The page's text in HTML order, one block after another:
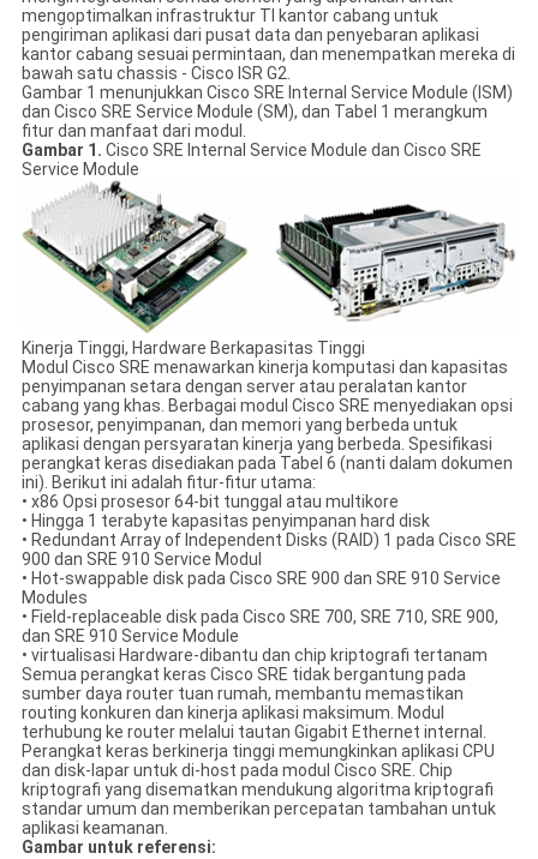
mengoptimalkan infrastruktur TI kantor cabang untuk
pengiriman aplikasi dari pusat data dan penyebaran aplikasi
kantor cabang sesuai permintaan, dan menempatkan mereka di
bawah satu chassis - Cisco ISR G2.
Gambar 1 menunjukkan Cisco SRE Internal Service Module (ISM)
dan Cisco SRE Service Module (SM), dan Tabel 1 merangkum
fitur dan manfaat dari modul.
Gambar 1. Cisco SRE Internal Service Module dan Cisco SRE
Service Module
Kinerja Tinggi, Hardware Berkapasitas Tinggi
Modul Cisco SRE menawarkan kinerja komputasi dan kapasitas
penyimpanan setara dengan server atau peralatan kantor
cabang yang khas. Berbagai modul Cisco SRE menyediakan opsi
prosesor, penyimpanan, dan memori yang berbeda untuk
aplikasi dengan persyaratan kinerja yang berbeda. Spesifikasi
perangkat keras disediakan pada Tabel 6 (nanti dalam dokumen
ini). Berikut ini adalah fitur-fitur utama:
• x86 Opsi prosesor 64-bit tunggal atau multikore
• Hingga 1 terabyte kapasitas penyimpanan hard disk
• Redundant Array of Independent Disks (RAID) 1 pada Cisco SRE
900 dan SRE 910 Service Modul
• Hot-swappable disk pada Cisco SRE 900 dan SRE 910 Service
Modules
• Field-replaceable disk pada Cisco SRE 700, SRE 710, SRE 900,
dan SRE 910 Service Module
• virtualisasi Hardware-dibantu dan chip kriptografi tertanam
Semua perangkat keras Cisco SRE tidak bergantung pada
sumber daya router tuan rumah, membantu memastikan
routing konkuren dan kinerja aplikasi maksimum. Modul
terhubung ke router melalui tautan Gigabit Ethernet internal.
Perangkat keras berkinerja tinggi memungkinkan aplikasi CPU
dan disk-lapar untuk di-host pada modul Cisco SRE. Chip
kriptografi yang disematkan mendukung algoritma kriptografi
standar umum dan memberikan percepatan tambahan untuk
aplikasi keamanan.
Gambar untuk referensi: